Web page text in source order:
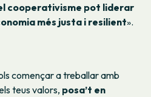
cooperativisme pot liderar
més justa i resilient».
començar a treballar amb
teus valors, posa’t en